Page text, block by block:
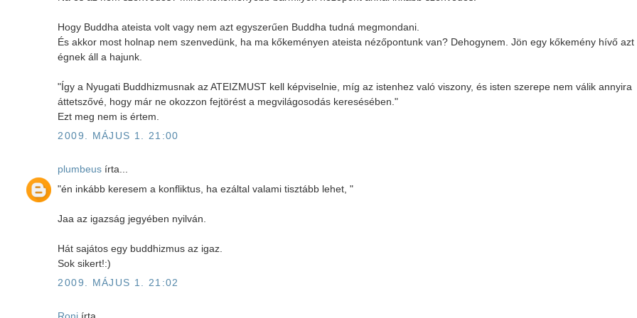
Hogy Buddha ateista volt vagy nem azt egyszerűen Buddha tudná megmondani.
És akkor most holnap nem szenvedünk, ha ma kőkeményen ateista nézőpontunk van? Dehogynem. Jön egy kőkemény hívő azt
égnek áll a hajunk.
"Így a Nyugati Buddhizmusnak az ATEIZMUST kell képviselnie, míg az istenhez való viszony, és isten szerepe nem válik annyira
áttetszővé, hogy már ne okozzon fejtörést a megvilágosodás keresésében."
Ezt meg nem is értem.
2009. MÁJUS 1. 21:00
plumbeus írta...
"én inkább keresem a konfliktus, ha ezáltal valami tisztább lehet, "
Jaa az igazság jegyében nyilván.
Hát sajátos egy buddhizmus az igaz.
Sok sikert!:)
2009. MÁJUS 1. 21:02